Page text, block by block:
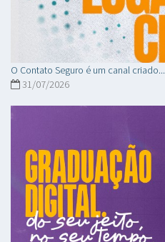
O Contato Seguro é um canal criado...
31/07/2026